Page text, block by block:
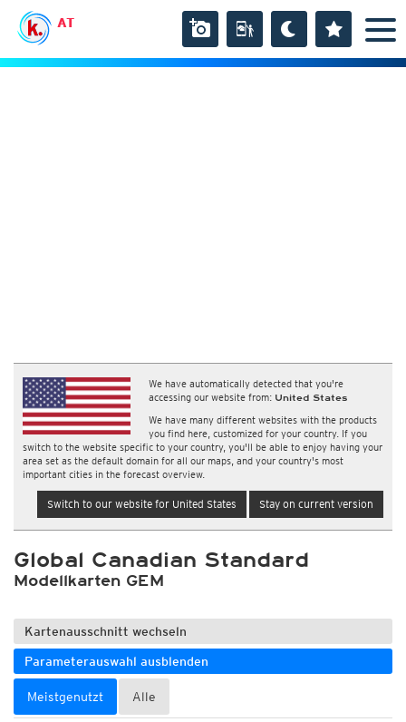
AT
We have automatically detected that you're
accessing our website from: United States
We have many different websites with the products
you find here, customized for your country. If you
switch to the website specific to your country, you'll be able to enjoy having your
area set as the default domain for all our maps, and your country's most
important cities in the forecast overview.
Switch to our website for United States Stay on current version
Global Canadian Standard
Modellkarten GEM
Kartenausschnitt wechseln
Parameterauswahl ausblenden
Meistgenutzt Alle